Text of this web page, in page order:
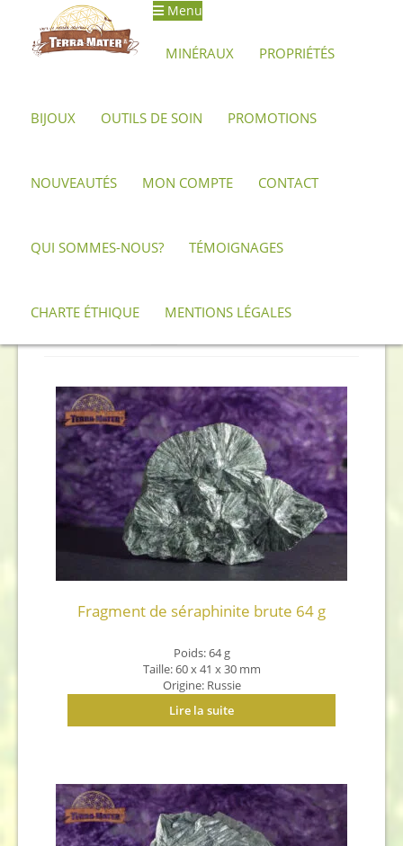
Aller
Aller
au
Menu
MINÉRAUX PROPRIÉTÉS
BIJOUX OUTILS DE SOIN PROMOTIONS
NOUVEAUTÉS MON COMPTE CONTACT
QUI SOMMES-NOUS? TÉMOIGNAGES
CHARTE ÉTHIQUE MENTIONS LÉGALES
Accueil Produits identifiés “Russie”
Russie
plus
au
ancien
Fragment de séraphinite brute 64 g
Poids: 64 g
Taille: 60 x 41 x 30 mm
Origine: Russie
Lire la suite